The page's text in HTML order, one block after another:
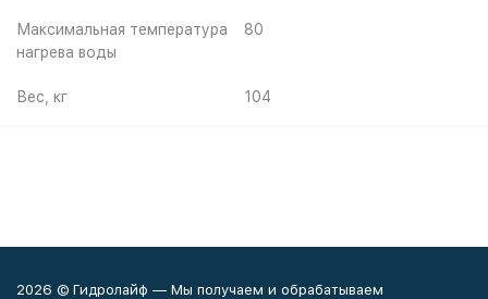
Максимальная температура
нагрева воды
80
Вес, кг 104
2026 © Гидролайф — Мы получаем и обрабатываем